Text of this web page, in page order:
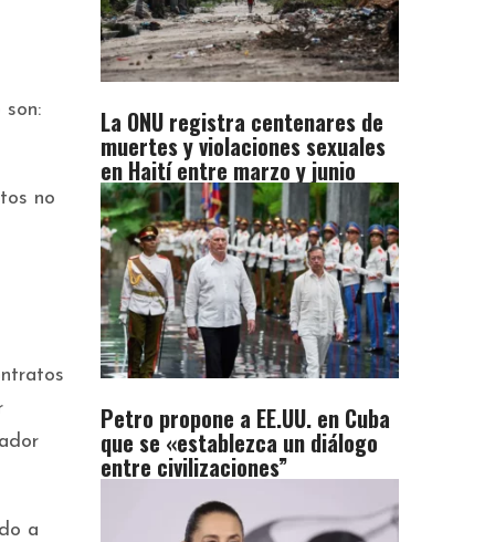
no
a
La ONU registra centenares de
muertes y violaciones sexuales
en Haití entre marzo y junio
Petro propone a EE.UU. en Cuba
que se «establezca un diálogo
entre civilizaciones”